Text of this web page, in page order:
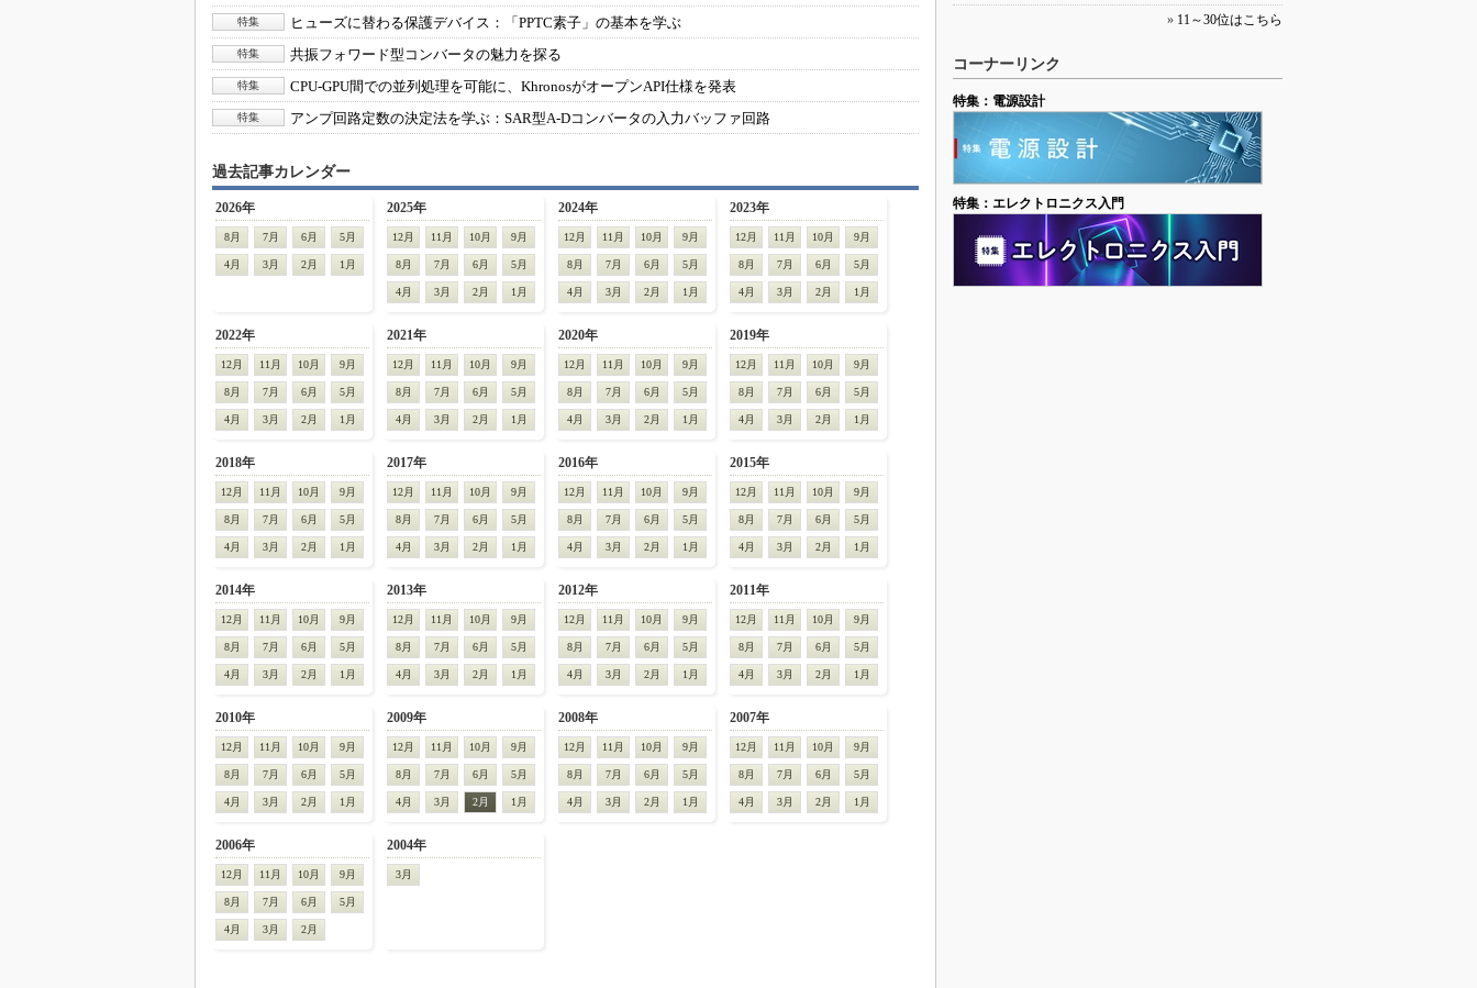
IoT時代の無線規格を知る【Z-Wave
編】
特集 ヒューズに替わる保護デバイス： 「PPTC素子」の基本を学ぶ
特集 共振フォワード型コンバータの魅力を探る
特集 CPU‐GPU間での並列処理を可能に、KhronosがオープンAPI仕様を発表
特集 アンプ回路定数の決定法を学ぶ： SAR型A-Dコンバータの入力バッファ回路
過去記事カレンダー
2026年
8月 7月 6月 5月
4月 3月 2月 1月
2025年
12月 11月 10月 9月
8月 7月 6月 5月
4月 3月 2月 1月
2024年
12月 11月 10月 9月
8月 7月 6月 5月
4月 3月 2月 1月
2023年
12月 11月 10月 9月
8月 7月 6月 5月
4月 3月 2月 1月
2022年
12月 11月 10月 9月
8月 7月 6月 5月
4月 3月 2月 1月
2021年
12月 11月 10月 9月
8月 7月 6月 5月
4月 3月 2月 1月
2020年
12月 11月 10月 9月
8月 7月 6月 5月
4月 3月 2月 1月
2019年
12月 11月 10月 9月
8月 7月 6月 5月
4月 3月 2月 1月
2018年
12月 11月 10月 9月
8月 7月 6月 5月
4月 3月 2月 1月
2017年
12月 11月 10月 9月
8月 7月 6月 5月
4月 3月 2月 1月
2016年
12月 11月 10月 9月
8月 7月 6月 5月
4月 3月 2月 1月
2015年
12月 11月 10月 9月
8月 7月 6月 5月
4月 3月 2月 1月
2014年
12月 11月 10月 9月
8月 7月 6月 5月
4月 3月 2月 1月
2013年
12月 11月 10月 9月
8月 7月 6月 5月
4月 3月 2月 1月
2012年
12月 11月 10月 9月
8月 7月 6月 5月
4月 3月 2月 1月
2011年
12月 11月 10月 9月
8月 7月 6月 5月
4月 3月 2月 1月
2010年
12月 11月 10月 9月
8月 7月 6月 5月
4月 3月 2月 1月
2009年
12月 11月 10月 9月
8月 7月 6月 5月
4月 3月 2月 1月
2008年
12月 11月 10月 9月
8月 7月 6月 5月
4月 3月 2月 1月
2007年
12月 11月 10月 9月
8月 7月 6月 5月
4月 3月 2月 1月
2006年
12月 11月 10月 9月
8月 7月 6月 5月
4月 3月 2月
2004年
3月
» 11～30位はこちら
コーナーリンク
特集：電源設計
特集：エレクトロニクス入門